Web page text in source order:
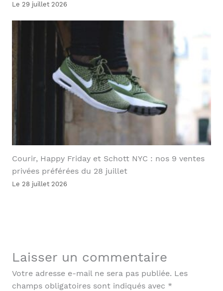
Le 29 juillet 2026
Courir, Happy Friday et Schott NYC : nos 9 ventes
privées préférées du 28 juillet
Le 28 juillet 2026
Laisser un commentaire
Votre adresse e-mail ne sera pas publiée. Les
champs obligatoires sont indiqués avec *